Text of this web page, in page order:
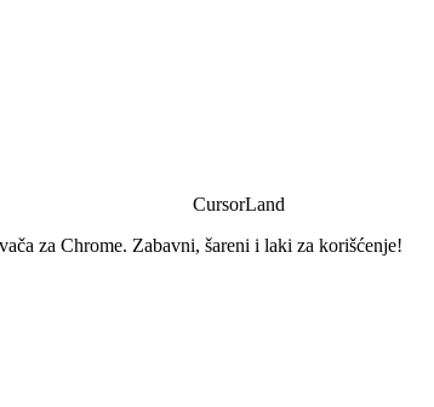
CursorLand
za Chrome. Zabavni, šareni i laki za korišćenje!